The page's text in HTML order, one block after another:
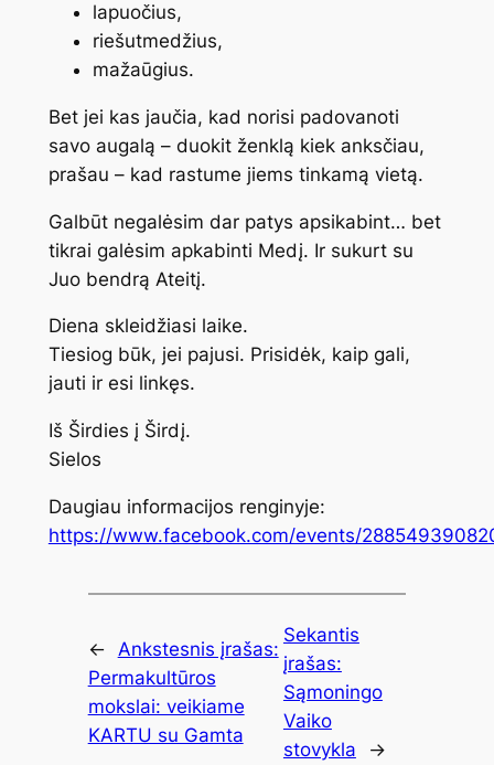
lapuočius,
riešutmedžius,
mažaūgius.
Bet jei kas jaučia, kad norisi padovanoti
savo augalą – duokit ženklą kiek anksčiau,
prašau – kad rastume jiems tinkamą vietą.
Galbūt negalėsim dar patys apsikabint… bet
tikrai galėsim apkabinti Medį. Ir sukurt su
Juo bendrą Ateitį.
Diena skleidžiasi laike.
Tiesiog būk, jei pajusi. Prisidėk, kaip gali,
jauti ir esi linkęs.
Iš Širdies į Širdį.
Sielos
Daugiau informacijos renginyje:
https://www.facebook.com/events/
←
Ankstesnis įrašas:
Permakultūros
mokslai: veikiame
KARTU su Gamta
Sekantis
įrašas:
Sąmoningo
Vaiko
stovykla
→